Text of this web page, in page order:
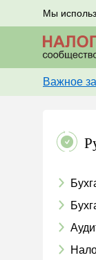
Мы
Важное